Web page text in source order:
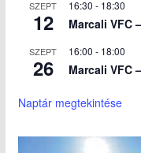
SZEPT
12
16:30 - 18:30
Marcali VFC
SZEPT
26
16:00 - 18:00
Marcali VFC
Naptár megtekintése